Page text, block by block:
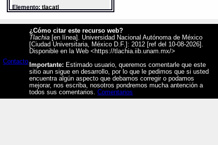
Elemento: tlacatl
Contacto
¿Cómo citar este recurso web?
Tlachia [en línea]. Universidad Nacional Autónoma de México
[Ciudad Universitaria, México D.F.]: 2012 [ref del 10-08-2026].
Disponible en la Web <https://tlachia.iib.unam.mx/>
Importante: Estimado usuario, queremos comentarle que este
sitio aun sigue en desarrollo, por lo que le pedimos que si usted
encuentra algún aspecto que debamos corregir o podamos
mejorar, nos escriba, nosotros pondremos mucha antención a
todos sus comentarios.Comentarios